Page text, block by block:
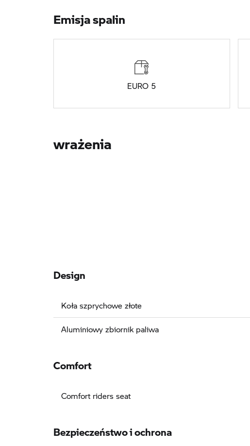
Emisja spalin
EURO 5
wrażenia
Design
Koła szprychowe złote
Aluminiowy zbiornik paliwa
Comfort
Comfort riders seat
Bezpieczeństwo i ochrona